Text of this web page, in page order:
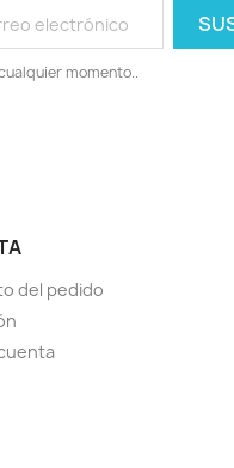
momento..
del pedido